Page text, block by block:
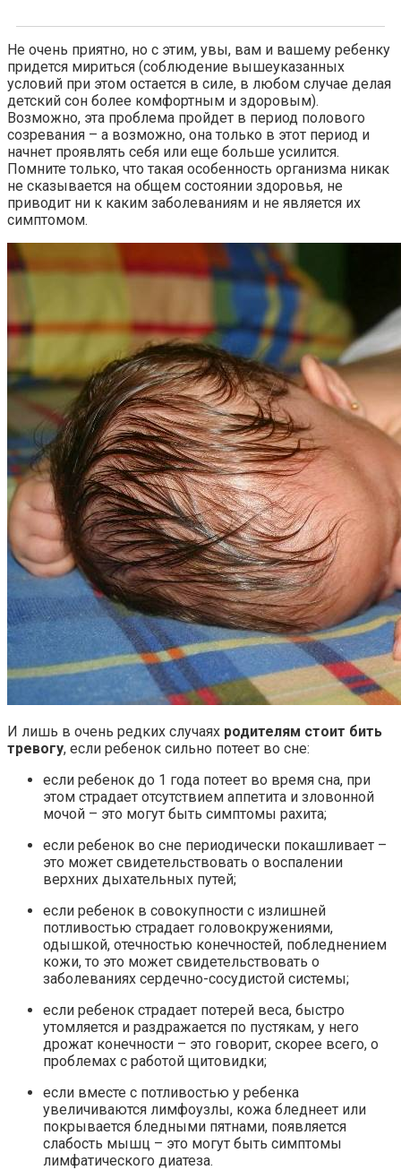
Не очень приятно, но с этим, увы, вам и вашему ребенку
придется мириться (соблюдение вышеуказанных
условий при этом остается в силе, в любом случае делая
детский сон более комфортным и здоровым).
Возможно, эта проблема пройдет в период полового
созревания – а возможно, она только в этот период и
начнет проявлять себя или еще больше усилится.
Помните только, что такая особенность организма никак
не сказывается на общем состоянии здоровья, не
приводит ни к каким заболеваниям и не является их
симптомом.
И лишь в очень редких случаях родителям стоит бить
тревогу, если ребенок сильно потеет во сне:
если ребенок до 1 года потеет во время сна, при
этом страдает отсутствием аппетита и зловонной
мочой – это могут быть симптомы рахита;
если ребенок во сне периодически покашливает –
это может свидетельствовать о воспалении
верхних дыхательных путей;
если ребенок в совокупности с излишней
потливостью страдает головокружениями,
одышкой, отечностью конечностей, побледнением
кожи, то это может свидетельствовать о
заболеваниях сердечно-сосудистой системы;
если ребенок страдает потерей веса, быстро
утомляется и раздражается по пустякам, у него
дрожат конечности – это говорит, скорее всего, о
проблемах с работой щитовидки;
если вместе с потливостью у ребенка
увеличиваются лимфоузлы, кожа бледнеет или
покрывается бледными пятнами, появляется
слабость мышц – это могут быть симптомы
лимфатического диатеза.